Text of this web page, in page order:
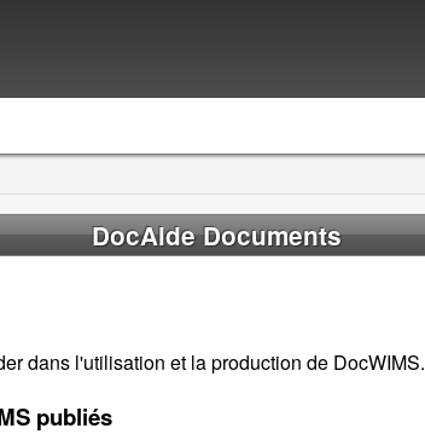
DocAide Documents
dans l'utilisation et la production de DocWIMS.
publiés